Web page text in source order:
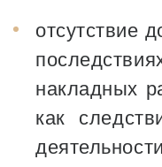
отсутствие
накладных
как